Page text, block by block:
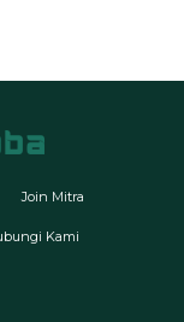
Join Mitra
Kami